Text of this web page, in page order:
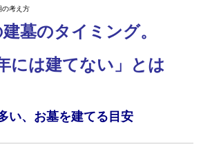
の考え方
墓のタイミング。
には建てない」とは
い、お墓を建てる目安